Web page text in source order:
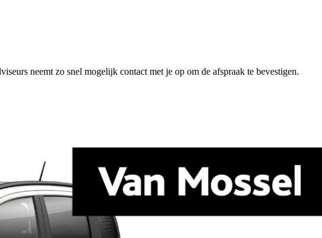
neemt zo snel mogelijk contact met je op om de afspraak te bevestigen.